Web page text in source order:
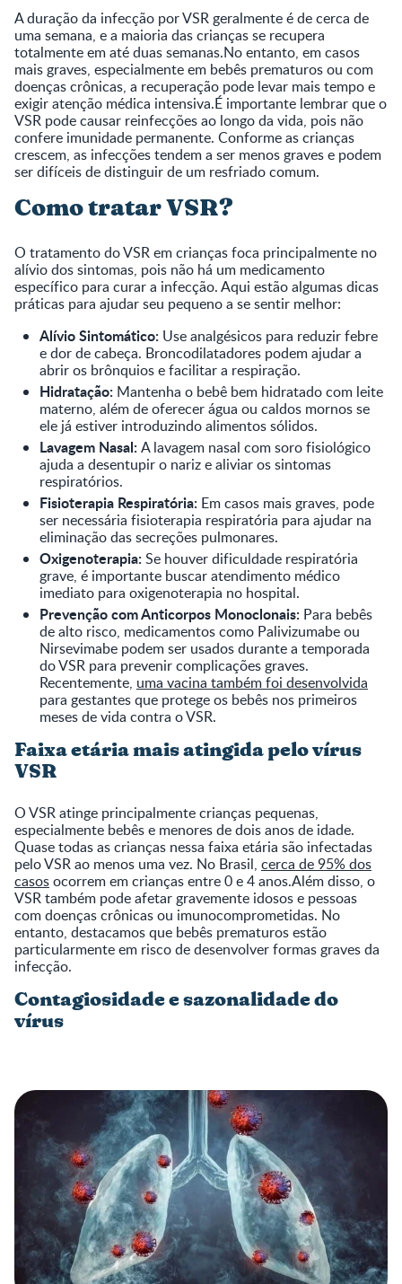
A duração da infecção por VSR geralmente é de cerca de
uma semana, e a maioria das crianças se recupera
totalmente em até duas semanas.No entanto, em casos
mais graves, especialmente em bebês prematuros ou com
doenças crônicas, a recuperação pode levar mais tempo e
exigir atenção médica intensiva.É importante lembrar que o
VSR pode causar reinfecções ao longo da vida, pois não
confere imunidade permanente. Conforme as crianças
crescem, as infecções tendem a ser menos graves e podem
ser difíceis de distinguir de um resfriado comum.
Como tratar VSR?
O tratamento do VSR em crianças foca principalmente no
alívio dos sintomas, pois não há um medicamento
específico para curar a infecção. Aqui estão algumas dicas
práticas para ajudar seu pequeno a se sentir melhor:
Alívio Sintomático: Use analgésicos para reduzir febre
e dor de cabeça. Broncodilatadores podem ajudar a
abrir os brônquios e facilitar a respiração.
Hidratação: Mantenha o bebê bem hidratado com leite
materno, além de oferecer água ou caldos mornos se
ele já estiver introduzindo alimentos sólidos.
Lavagem Nasal:A lavagem nasal com soro fisiológico
ajuda a desentupir o nariz e aliviar os sintomas
respiratórios.
Fisioterapia Respiratória: Em casos mais graves, pode
ser necessária fisioterapia respiratória para ajudar na
eliminação das secreções pulmonares.
Oxigenoterapia:Se houver dificuldade respiratória
grave, é importante buscar atendimento médico
imediato para oxigenoterapia no hospital.
Prevenção com Anticorpos Monoclonais: Para bebês
de alto risco, medicamentos como Palivizumabe ou
Nirsevimabe podem ser usados durante a temporada
do VSR para prevenir complicações graves.
Recentemente, uma vacina também foi desenvolvida
para gestantes que protege os bebês nos primeiros
meses de vida contra o VSR.
Faixa etária mais atingida pelo vírus
VSR
O VSR atinge principalmente crianças pequenas,
especialmente bebês e menores de dois anos de idade.
Quase todas as crianças nessa faixa etária são infectadas
pelo VSR ao menos uma vez. No Brasil, cerca de 95% dos
casosocorrem em crianças entre 0 e 4 anos.Além disso, o
VSR também pode afetar gravemente idosos e pessoas
com doenças crônicas ou imunocomprometidas. No
entanto, destacamos que bebês prematuros estão
particularmente em risco de desenvolver formas graves da
infecção.
Contagiosidade e sazonalidade do
vírus